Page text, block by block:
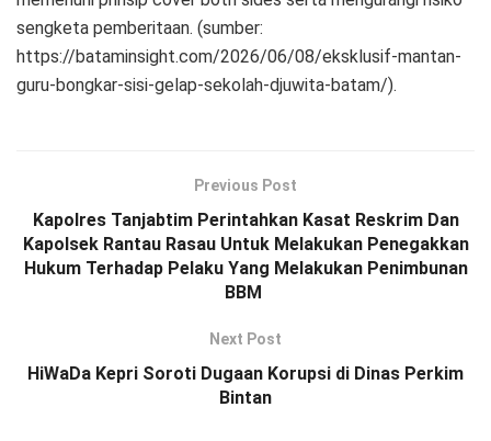
sengketa pemberitaan. (sumber:
https://bataminsight.com/2026/06/08/eksklusif-mantan-
guru-bongkar-sisi-gelap-sekolah-djuwita-batam/).
Previous Post
Kapolres Tanjabtim Perintahkan Kasat Reskrim Dan
Kapolsek Rantau Rasau Untuk Melakukan Penegakkan
Hukum Terhadap Pelaku Yang Melakukan Penimbunan
BBM
Next Post
HiWaDa Kepri Soroti Dugaan Korupsi di Dinas Perkim
Bintan